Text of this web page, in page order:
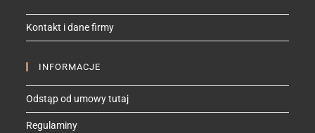
your
Kontakt i dane firmy
INFORMACJE
Odstąp od umowy tutaj
Regulaminy